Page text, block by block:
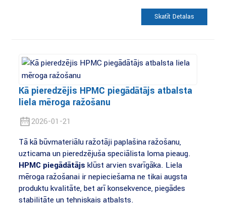
Skatīt Detaļas
Kā pieredzējis HPMC piegādātājs atbalsta
liela mēroga ražošanu
2026-01-21
Tā kā būvmateriālu ražotāji paplašina ražošanu,
uzticama un pieredzējuša speciālista loma pieaug.
HPMC piegādātājs kļūst arvien svarīgāka. Liela
mēroga ražošanai ir nepieciešama ne tikai augsta
produktu kvalitāte, bet arī konsekvence, piegādes
stabilitāte un tehniskais atbalsts.